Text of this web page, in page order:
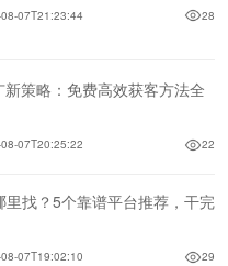
07T21:23:44 28
策略：免费高效获客方法全
07T20:25:22 22
找？5个靠谱平台推荐，干完
07T19:02:10 29